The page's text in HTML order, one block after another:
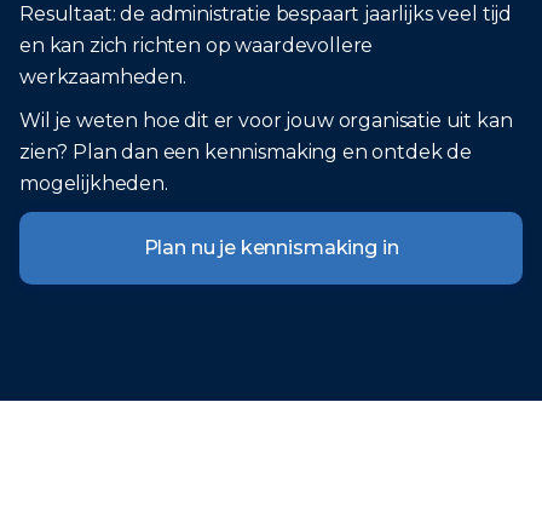
Resultaat: de administratie bespaart jaarlijks veel tijd
en kan zich richten op waardevollere
werkzaamheden.
Wil je weten hoe dit er voor jouw organisatie uit kan
zien? Plan dan een kennismaking en ontdek de
mogelijkheden.
Plan nu je kennismaking in